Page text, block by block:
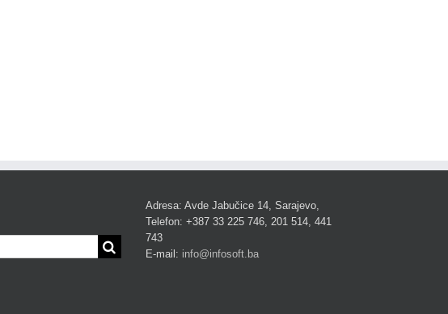
Adresa: Avde Jabučice 14, Sarajevo,
Telefon: +387 33 225 746, 201 514, 441
743
E-mail: info@infosoft.ba